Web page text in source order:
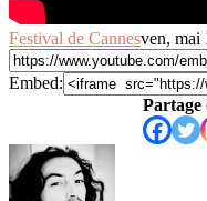
Festival de Cannesven, mai
Embed: